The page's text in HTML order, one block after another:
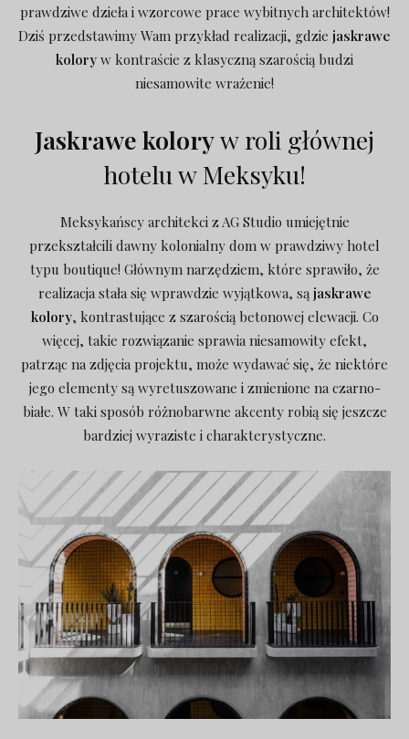
prawdziwe dzieła i wzorcowe prace wybitnych architektów!
Dziś przedstawimy Wam przykład realizacji, gdzie jaskrawe
kolory w kontraście z klasyczną szarością budzi
niesamowite wrażenie!
Jaskrawe koloryw roli głównej
hotelu w Meksyku!
Meksykańscy architekci z AG Studio umiejętnie
przekształcili dawny kolonialny dom w prawdziwy hotel
typu boutique! Głównym narzędziem, które sprawiło, że
realizacja stała się wprawdzie wyjątkowa, sąjaskrawe
kolory, kontrastujące z szarością betonowej elewacji. Co
więcej, takie rozwiązanie sprawia niesamowity efekt,
patrząc na zdjęcia projektu, może wydawać się, że niektóre
jego elementy są wyretuszowane i zmienione na czarno-
białe. W taki sposób różnobarwne akcenty robią się jeszcze
bardziej wyraziste i charakterystyczne.